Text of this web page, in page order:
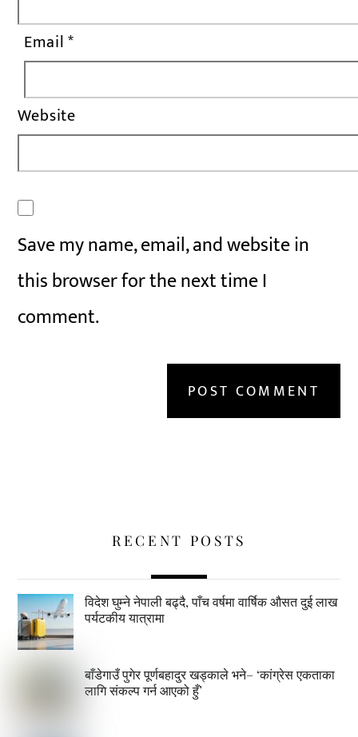
Email*
Website
Save my name, email, and website in
this browser for the next time I
comment.
RECENT POSTS
विदेश घुम्ने नेपाली बढ्दै, पाँच वर्षमा वार्षिक औसत दुई लाख
पर्यटकीय यात्रामा
बाँडेगाउँ पुगेर पूर्णबहादुर खड्काले भने– ‘कांग्रेस एकताका
लागि संकल्प गर्न आएको हुँ’